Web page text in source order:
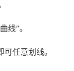
线”。
任意划线。